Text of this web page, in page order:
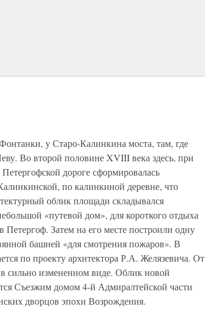
у Старо-Калинкина моста, там, где
Во второй половине XVIII века здесь, при
дороге сформировалась
по калинкиной деревне, что
облик площади складывался
«путевой дом», для короткого отдыха
Затем на его месте построили одну
башней «для смотрения пожаров». В
по проекту архитектора Р.А. Желязевича. От
в сильно измененном виде. Облик новой
Съезжим домом 4-й Адмиралтейской части
дворцов эпохи Возрождения.